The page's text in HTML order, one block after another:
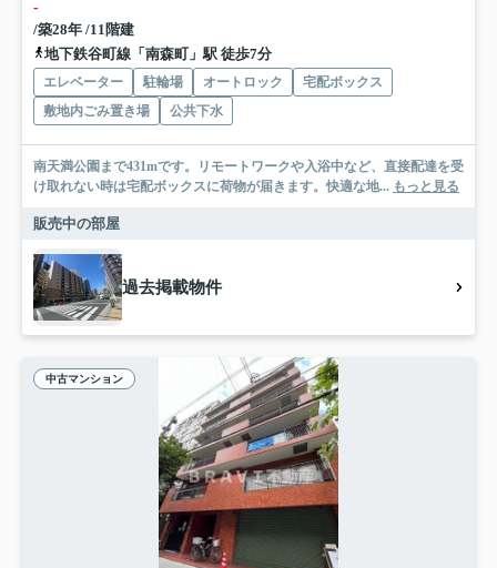
-
/築28年 /11階建
地下鉄谷町線「南森町」駅 徒歩7分
エレベーター 駐輪場 オートロック
宅配ボックス
敷地内ごみ置き場
公共下水
南天満公園まで431mです。リモートワークや入浴中など、直接配達を受
け取れない時は宅配ボックスに荷物が届きます。快適な地... もっと見る
販売中の部屋
過去掲載物件
中古マンション